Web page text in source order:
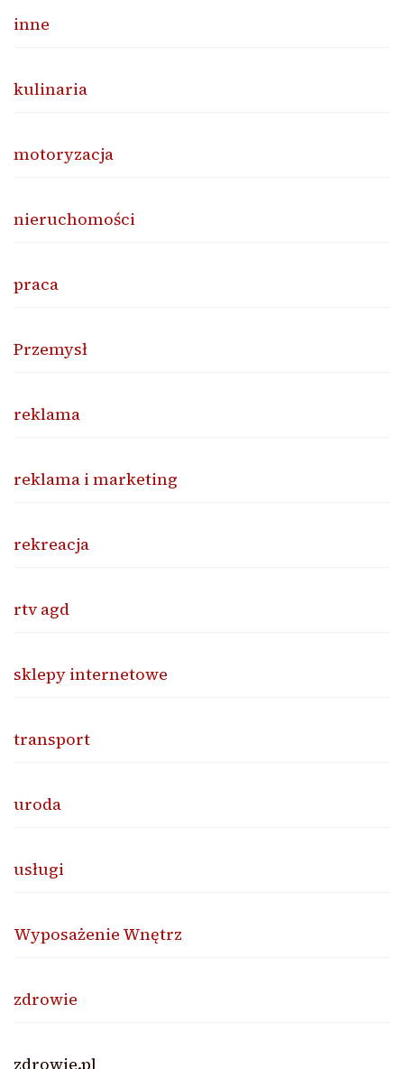
inne
kulinaria
motoryzacja
nieruchomości
praca
Przemysł
reklama
reklama i marketing
rekreacja
rtv agd
sklepy internetowe
transport
uroda
usługi
Wyposażenie Wnętrz
zdrowie
zdrowie.pl